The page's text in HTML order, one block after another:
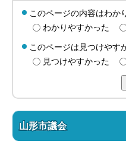
このページの内容はわか
わかりやすかった
このページは見つけやす
見つけやすかった
山形市議会